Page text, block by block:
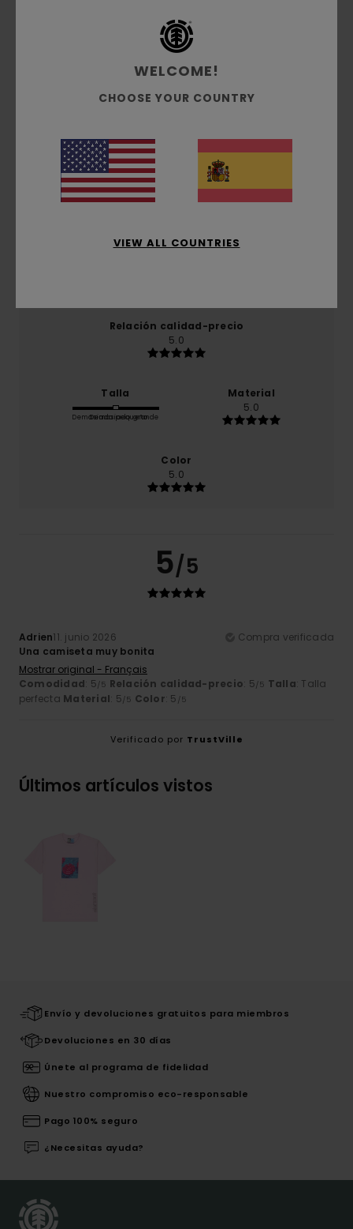
Reseñas de los clientes
Puntuación media
5.0/5
basado en1 reseñas verificadasdesde junio 2026
El 0% de nuestros clientes recomiendan este
Relación calidad-precio
5.0
Talla
Demasiado pequeño
Demasiado grande
Material
5.0
Color
5.0
5/5
Adrien11. junio 2026
Compra verificada
Una camiseta muy bonita
Mostrar original - Français
Comodidad: 5/5 Relación calidad-precio: 5/5 Talla: Talla
perfecta Material: 5/5 Color: 5 /5
Verificado por TrustVille
Últimos artículos vistos
Envío y devoluciones gratuitos para miembros
Devoluciones en 30 días
Únete al programa de fidelidad
Nuestro compromiso eco-responsable
Pago 100% seguro
¿Necesitas ayuda?
WELCOME!
CHOOSE YOUR COUNTRY
VIEW ALL COUNTRIES